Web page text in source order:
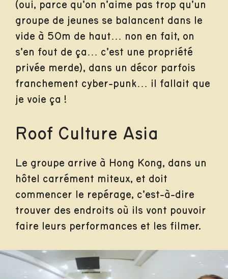
(oui, parce qu’on n’aime pas trop qu’un
groupe de jeunes se balancent dans le
vide à 50m de haut… non en fait, on
s’en fout de ça… c’est une propriété
privée merde), dans un décor parfois
franchement cyber-punk… il fallait que
je voie ça !
Roof Culture Asia
Le groupe arrive à Hong Kong, dans un
hôtel carrément miteux, et doit
commencer le repérage, c’est-à-dire
trouver des endroits où ils vont pouvoir
faire leurs performances et les filmer.